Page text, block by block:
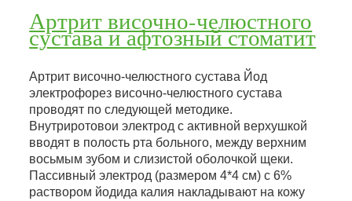
Артрит височно-челюстного
сустава и афтозный стоматит
Артрит височно-челюстного сустава Йод
электрофорез височно-челюстного сустава
проводят по следующей методике.
Внутриротовои электрод с активной верхушкой
вводят в полость рта больного, между верхним
восьмым зубом и слизистой оболочкой щеки.
Пассивный электрод (размером 4*4 см) с 6%
раствором йодида калия накладывают на кожу